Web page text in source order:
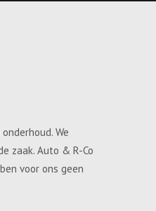
We
zaak. Auto & R-Co
voor ons geen